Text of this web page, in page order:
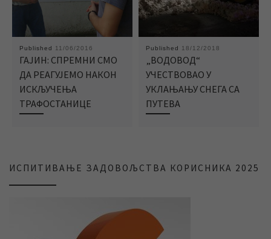
Published 11/06/2016
ГАЈИН: СПРЕМНИ СМО
ДА РЕАГУЈЕМО НАКОН
ИСКЉУЧЕЊА
ТРАФОСТАНИЦЕ
Published 18/12/2018
„ВОДОВОД“
УЧЕСТВОВАО У
УКЛАЊАЊУ СНЕГА СА
ПУТЕВА
ИСПИТИВАЊЕ ЗАДОВОЉСТВА КОРИСНИКА 2025